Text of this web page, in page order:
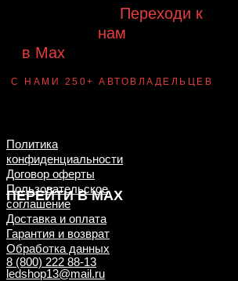
Переходи к
нам
в Max
С НАМИ 250+ АВТОВЛАДЕЛЬЦЕВ
ПЕРЕЙТИ В MAX
Политика
конфиденциальности
Договор оферты
Пользовательское
соглашение
Доставка и оплата
Гарантия и возврат
Обработка данных
8 (800) 222 88-13
ledshop13@mail.ru